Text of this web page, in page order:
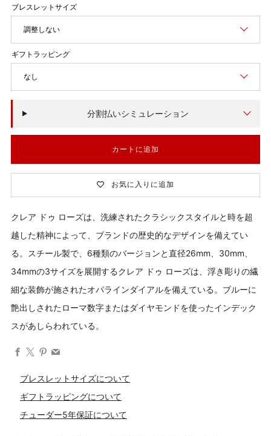
価
調整しない
なし
分割払いシミュレーション
カートに追加
お気に入りに追加
クレア ドゥ ローズは、洗練されたクラシックスタイルと時を超
越した精神によって、ブランドの歴史的なデザインを備えてい
る。スチール製で、6種類のバージョンと直径26mm、30mm、
34mmの3サイズを展開するクレア ドゥ ローズは、浮き彫りの繊
細な装飾が施されたオパラインダイアルを備えている。ブルーに
艶出しされたローマ数字またはダイヤモンドを使ったインデック
スがあしらわれている。
ブレスレットサイズについて
ギフトラッピングについて
チューダー5年保証について